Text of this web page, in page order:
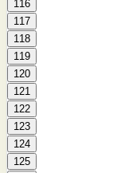
116
117
118
119
120
121
122
123
124
125